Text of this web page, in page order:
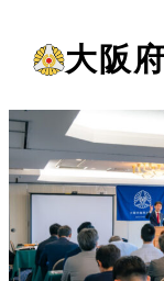
コ
ン
テ
ン
ツ
大阪